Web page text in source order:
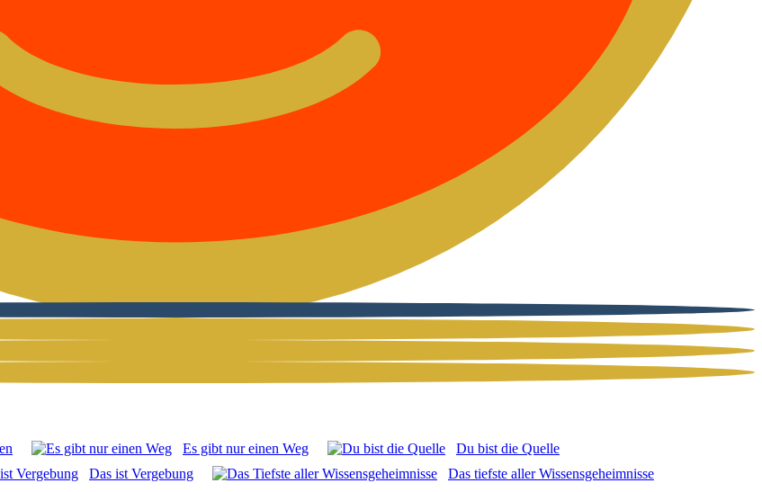
Es gibt nur einen Weg
Du bist die Quel­le
Das ist Ver­ge­bung
Das tiefs­te aller Wis­sens­ge­heim­nis­se